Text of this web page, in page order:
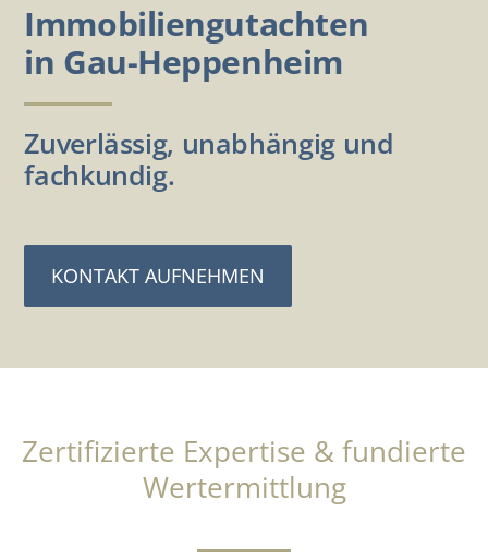
Immobiliengutachten
in Gau-Heppenheim
Zuverlässig, unabhängig und
fachkundig.
KONTAKT AUFNEHMEN
Zertifizierte Expertise & fundierte
Wertermittlung